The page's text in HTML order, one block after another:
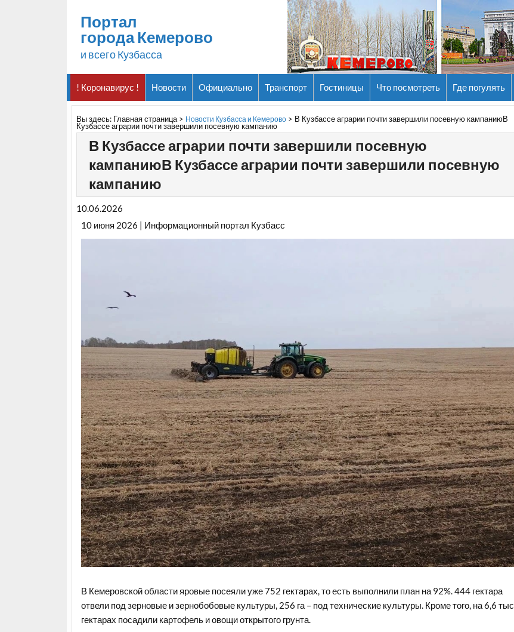
Портал
города Кемерово
и всего Кузбасса
! Коронавирус ! Новости Официально Транспорт Гостиницы Что посмотреть Где погулять
Вы здесь: Главная страница> Новости Кузбасса и Кемерово > В Кузбассе аграрии почти завершили посевную кампаниюВ
Кузбассе аграрии почти завершили посевную кампанию
В Кузбассе аграрии почти завершили посевную
кампаниюВ Кузбассе аграрии почти завершили посевную
кампанию
10.06.2026
10 июня 2026 | Информационный портал Кузбасс
В Кемеровской области яровые посеяли уже 752 гектарах, то есть выполнили план на 92%. 444 гектара
отвели под зерновые и зернобобовые культуры, 256 га – под технические культуры. Кроме того, на 6,6 тыс.
гектарах посадили картофель и овощи открытого грунта.